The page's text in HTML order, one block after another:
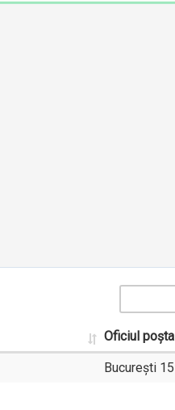
Oficiul poștal
București 15